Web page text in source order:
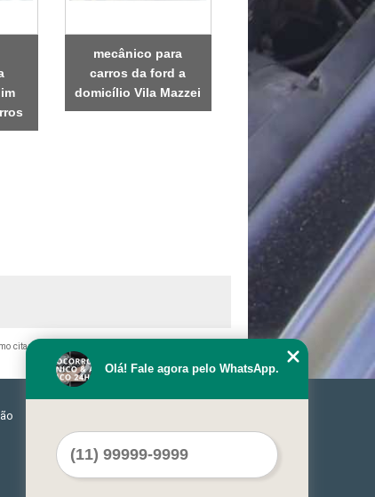
mecânico para
carros da ford a
domicílio Vila Mazzei
citando nossos links, é proibida sem a autorização do
Olá! Fale agora pelo WhatsApp.